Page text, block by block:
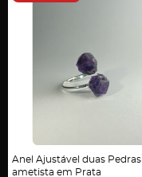
Anel Ajustável duas Pedras
ametista em Prata